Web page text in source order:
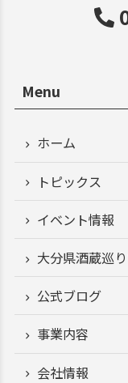
Menu
ホーム
トピックス
イベント情報
大分県酒蔵巡
公式ブログ
事業内容
会社情報